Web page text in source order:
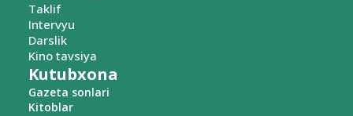
Taklif
Intervyu
Darslik
Kino tavsiya
Kutubxona
Gazeta sonlari
Kitoblar